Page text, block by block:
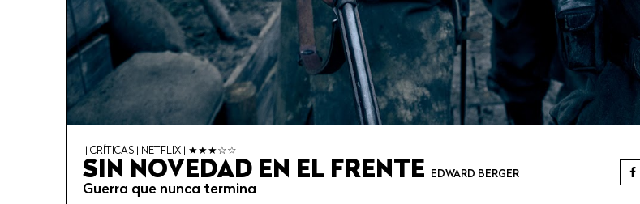
|| CRÍTICAS | NETFLIX | ★★★☆☆
SIN NOVEDAD EN EL FRENTE EDWARD BERGER
Guerra que nunca termina